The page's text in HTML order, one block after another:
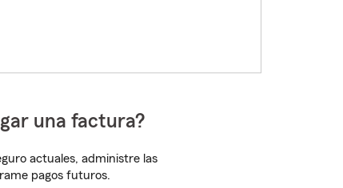
una factura?
actuales, administre las
pagos futuros.